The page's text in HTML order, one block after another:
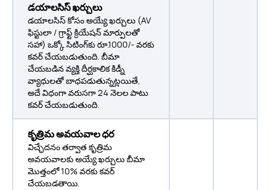
డయాలసిస్ ఖర్చులు
డయాలసిస్ కోసం అయ్యే ఖర్చులు (AV
ఫిస్టులా / గ్రాఫ్ట్ క్రియేషన్ మార్పులతో
సహా) ఒక్కో సిటింగ్‌కు రూ.1000/- వరకు
కవర్ చేయబడుతుంది. బీమా
చేయబడిన వ్యక్తి దీర్ఘకాలిక కిడ్నీ
వ్యాధులతో బాధపడుతున్నట్లయితే,
అదే విధంగా వరుసగా 24 నెలల పాటు
కవర్ చేయబడుతుంది.
కృత్రిమ అవయవాల ధర
విచ్ఛేదనం తర్వాత కృత్రిమ
అవయవాలకు అయ్యే ఖర్చులు బీమా
మొత్తంలో 10% వరకు కవర్
చేయబడతాయి.